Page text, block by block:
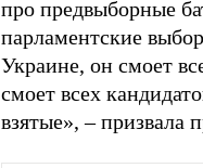
про предвыборные
парламентские
Украине, он смоет
смоет всех
взятые», – призвала